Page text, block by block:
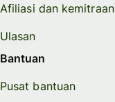
Afiliasi dan kemitraan
Ulasan
Bantuan
Pusat bantuan